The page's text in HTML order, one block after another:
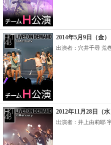
2014年5月9日（金
出演者：穴井千尋 荒
2012年11月28日（
出演者：井上由莉耶